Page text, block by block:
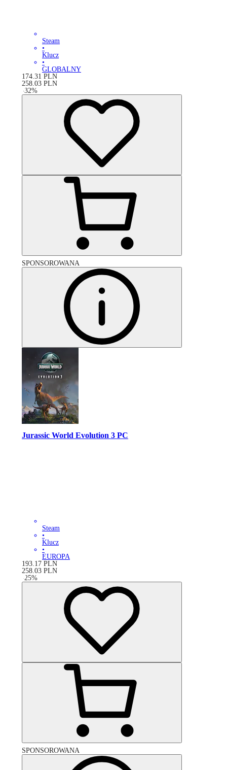
Steam
•
Klucz
•
GLOBALNY
174.31 PLN
258.03 PLN
-32%
SPONSOROWANA
Jurassic World Evolution 3 PC
Steam
•
Klucz
•
EUROPA
193.17 PLN
258.03 PLN
-25%
SPONSOROWANA